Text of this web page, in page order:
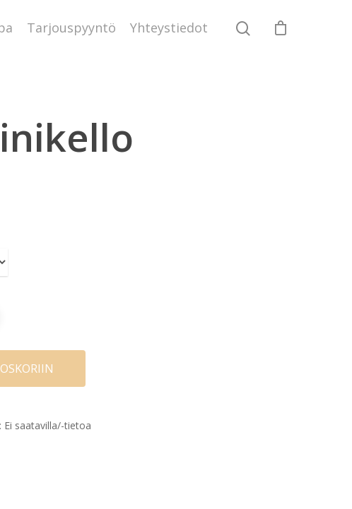
Tarjouspyyntö Yhteystiedot
Ei saatavilla/-tietoa